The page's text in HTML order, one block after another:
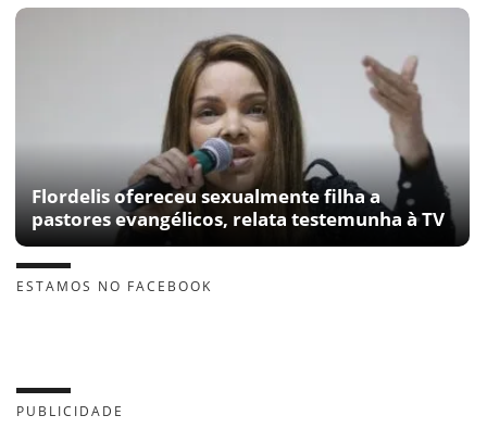
Flordelis ofereceu sexualmente filha a
pastores evangélicos, relata testemunha à TV
ESTAMOS NO FACEBOOK
PUBLICIDADE